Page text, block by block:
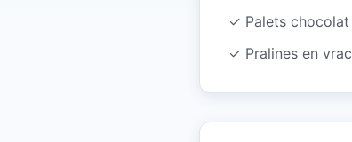
✓ Palets chocolat
✓ Pralines en vrac